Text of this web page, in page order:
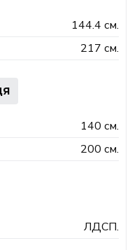
144.4 см.
217 см.
140 см.
200 см.
ЛДСП.